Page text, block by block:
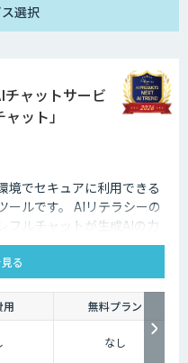
選択
ャットサービ
ット」
境でセキュアに利用できる
ールです。 AIリテラシーの
フルチャットが生成AIの力
トータルでサポートしま
る
用
無料プラン
なし